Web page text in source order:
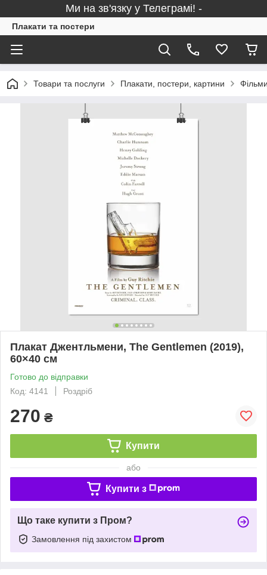
Ми на зв'язку у Телеграмі! -
Плакати та постери
Товари та послуги Плакати, постери, картини
Плакат Джентльмени, The Gentlemen (2019),
60×40 см
Готово до відправки
Код: 4141
Роздріб
270 ₴
Купити
або
Купити з
Що таке купити з Пром?
Замовлення під захистом